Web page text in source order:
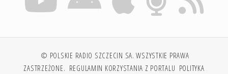
© POLSKIE RADIO SZCZECIN SA. WSZYSTKIE PRAWA
ZASTRZEŻONE. REGULAMIN KORZYSTANIA Z PORTALU POLITYKA